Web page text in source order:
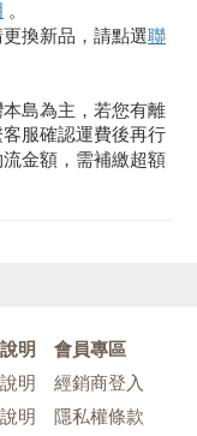
。
換新品，請點選聯
島為主，若您有離
客服確認運費後再行
金額，需補繳超額
明
明
明
會員專區
經銷商登入
隱私權條款